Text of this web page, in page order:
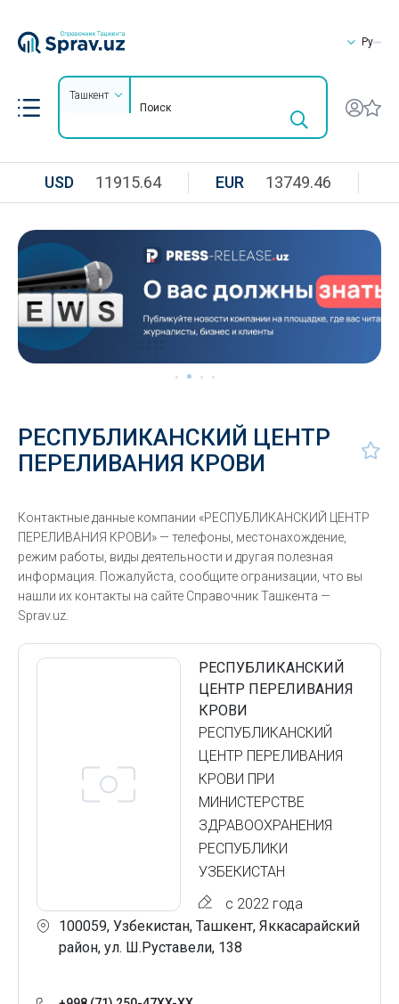
Ру
Ташкент
USD 11915.64 EUR 13749.46
РЕСПУБЛИКАНСКИЙ ЦЕНТР
ПЕРЕЛИВАНИЯ КРОВИ
Контактные данные компании «РЕСПУБЛИКАНСКИЙ ЦЕНТР
ПЕРЕЛИВАНИЯ КРОВИ» — телефоны, местонахождение,
режим работы, виды деятельности и другая полезная
информация. Пожалуйста, сообщите огранизации, что вы
нашли их контакты на сайте Справочник Ташкента —
Sprav.uz.
РЕСПУБЛИКАНСКИЙ
ЦЕНТР ПЕРЕЛИВАНИЯ
КРОВИ
РЕСПУБЛИКАНСКИЙ
ЦЕНТР ПЕРЕЛИВАНИЯ
КРОВИ ПРИ
МИНИСТЕРСТВЕ
ЗДРАВООХРАНЕНИЯ
РЕСПУБЛИКИ
УЗБЕКИСТАН
с 2022 года
100059, Узбекистан, Ташкент, Яккасарайский
район, ул. Ш.Руставели, 138